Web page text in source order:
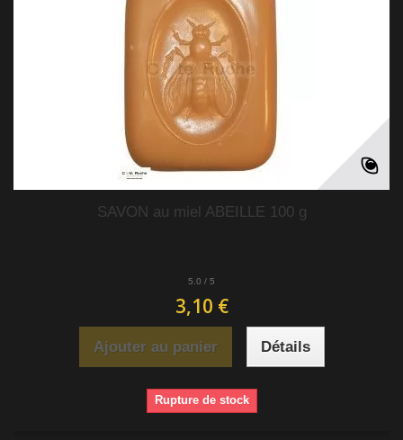
SAVON au miel ABEILLE 100 g
5.0 / 5
3,10 €
Ajouter au panier Détails
Rupture de stock